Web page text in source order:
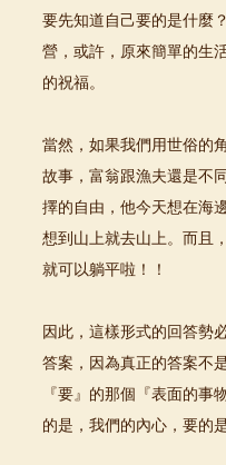
要先知道自己要的是什麼
營，或許，原來簡單的生
的祝福。
當然，如果我們用世俗的
故事，富翁跟漁夫還是不
擇的自由，他今天想在海
想到山上就去山上。而且
就可以躺平啦！！
因此，這樣形式的回答勢
答案，因為真正的答案不
『要』的那個『表面的事
的是，我們的內心，要的